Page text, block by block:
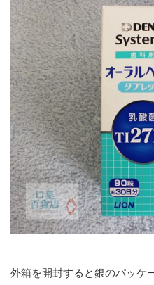
外箱を開封すると銀のパッケ